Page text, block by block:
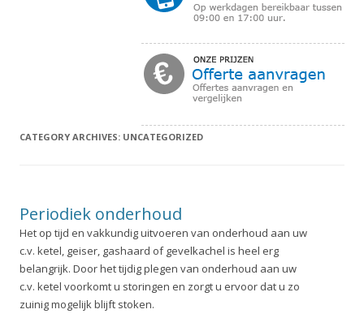
CATEGORY ARCHIVES: UNCATEGORIZED
Periodiek onderhoud
Het op tijd en vakkundig uitvoeren van onderhoud aan uw
c.v. ketel, geiser, gashaard of gevelkachel is heel erg
belangrijk. Door het tijdig plegen van onderhoud aan uw
c.v. ketel voorkomt u storingen en zorgt u ervoor dat u zo
zuinig mogelijk blijft stoken.